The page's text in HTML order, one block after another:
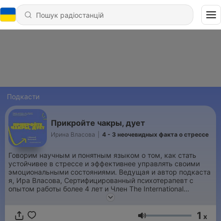
Подкасти
Прикройте чакры, дует
Ирина Власова 4 - 3 неочевидных факта о стрессе
Говорим научным и понятным языком о том, как стать
устойчивее в стрессе и эффективнее управлять своими
эмоциональными состояниями. Ведущая и автор подкаста
я, Ира Власова, Сертифицированный психотерапевт с
опытом работы более 4 лет и Член The International
Focusing Institute, а ещё СДВГ, РДР и ПТСР-
никакой скучной и банальной теории, только личный и
1 x